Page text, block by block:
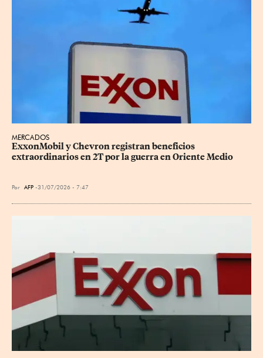
MERCADOS
ExxonMobil y Chevron registran beneficios
extraordinarios en 2T por la guerra en Oriente Medio
Por AFP 31/07/2026 - 7:47